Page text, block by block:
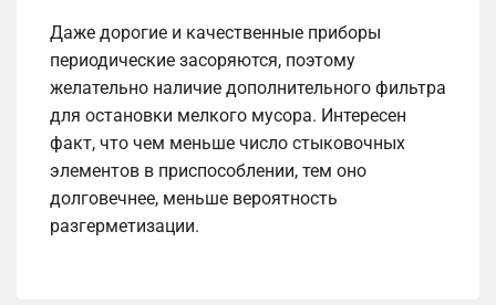
Даже дорогие и качественные приборы
периодические засоряются, поэтому
желательно наличие дополнительного фильтра
для остановки мелкого мусора. Интересен
факт, что чем меньше число стыковочных
элементов в приспособлении, тем оно
долговечнее, меньше вероятность
разгерметизации.